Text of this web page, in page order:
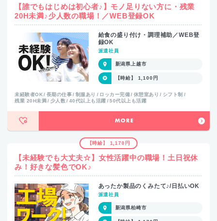
【誰でもはじめは初心者♪】モノ足りない方に・残業
20H未満♪少人数の職場！／WEB登録OK
給食の盛り付け・調理補助／WEB登
録OK
派遣社員
新潟県上越市
【時給】 1,100円
未経験者OK 長期の仕事 制服あり ロッカー完備 休憩室あり
シフト制
残業 20H未満
少人数 40代以上も活躍 50代以上も活躍
MORE
【時給】 1,170円
【未経験でも大丈夫☆】女性活躍中の職場！土日祝休
み！好きな髪色でOK♪
あったか製品のくみたて♪/日払いOK
派遣社員
新潟県柏崎市